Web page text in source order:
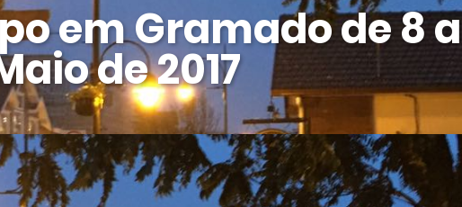
em Gramado de 8 a
de 2017